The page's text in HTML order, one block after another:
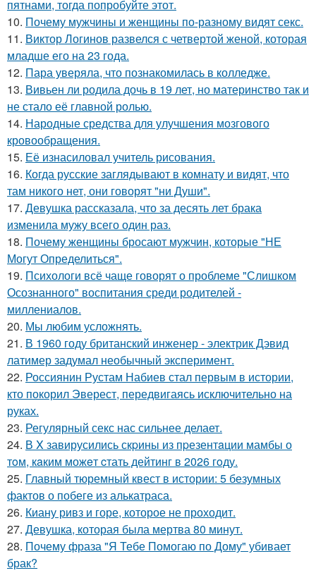
пятнами, тогда попробуйте этот.
10. Почему мужчины и женщины по-разному видят секс.
11. Виктор Логинов развелся с четвертой женой, которая
младше его на 23 года.
12. Пара уверяла, что познакомилась в колледже.
13. Вивьен ли родила дочь в 19 лет, но материнство так и
не стало её главной ролью.
14. Народные средства для улучшения мозгового
кровообращения.
15. Её изнасиловал учитель рисования.
16. Когда русские заглядывают в комнату и видят, что
там никого нет, они говорят "ни Души".
17. Девушка рассказала, что за десять лет брака
изменила мужу всего один раз.
18. Почему женщины бросают мужчин, которые "НЕ
Могут Определиться".
19. Психологи всё чаще говорят о проблеме "Слишком
Осознанного" воспитания среди родителей -
миллениалов.
20. Мы любим усложнять.
21. В 1960 году британский инженер - электрик Дэвид
латимер задумал необычный эксперимент.
22. Россиянин Рустам Набиев стал первым в истории,
кто покорил Эверест, передвигаясь исключительно на
руках.
23. Регулярный секс нас сильнее делает.
24. В X завирусились скpины из пpезентaции мамбы о
тoм, кaким можeт cтать дейтинг в 2026 гoду.
25. Главный тюремный квест в истории: 5 безумных
фактов о побеге из алькатраса.
26. Киану ривз и горе, которое не проходит.
27. Девушка, которая была мертва 80 минут.
28. Почему фраза "Я Тебе Помогаю по Дому" убивает
брак?